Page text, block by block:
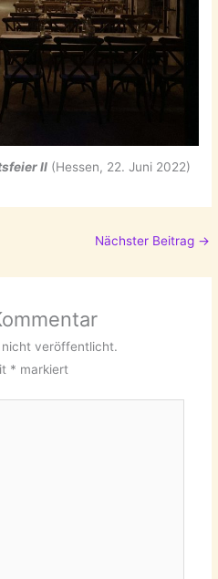
II(Hessen, 22. Juni 2022)
Nächster Beitrag →
nicht veröffentlicht.
* markiert